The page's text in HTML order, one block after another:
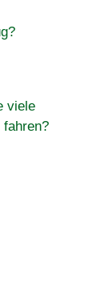
viele
fahren?